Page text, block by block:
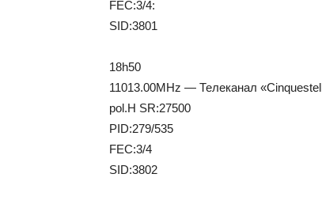
FEC:3/4:
SID:3801
18h50
11013.00MHz — Телеканал
pol.H SR:27500
PID:279/535
FEC:3/4
SID:3802